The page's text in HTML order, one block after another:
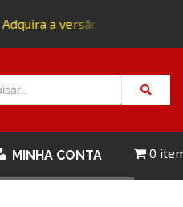
Adquira a versão impressa da
MINHA CONTA 0